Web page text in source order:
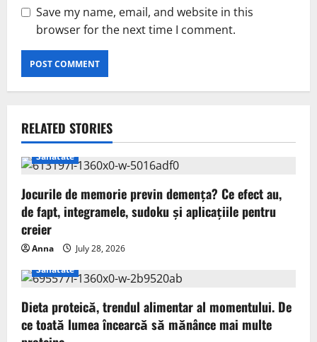
Save my name, email, and website in this
browser for the next time I comment.
RELATED STORIES
Sanatate
Jocurile de memorie previn demența? Ce efect au,
de fapt, integramele, sudoku și aplicațiile pentru
creier
Anna
July 28, 2026
Sanatate
Dieta proteică, trendul alimentar al momentului. De
ce toată lumea încearcă să mănânce mai multe